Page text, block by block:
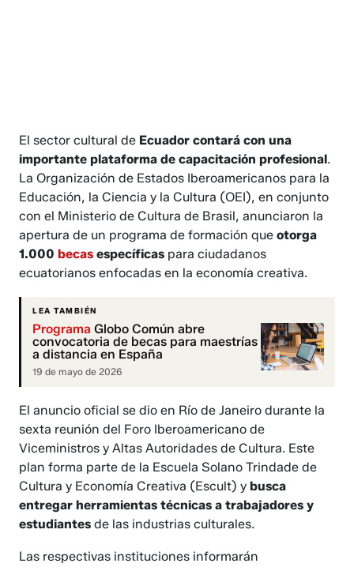
El sector cultural de Ecuador contará con una
importante plataforma de capacitación profesional.
La Organización de Estados Iberoamericanos para la
Educación, la Ciencia y la Cultura (OEI), en conjunto
con el Ministerio de Cultura de Brasil, anunciaron la
apertura de un programa de formación queotorga
1.000 becas específicas para ciudadanos
ecuatorianos enfocadas en la economía creativa.
LEA TAMBIÉN
Programa Globo Común abre
convocatoria de becas para maestrías
a distancia en España
19 de mayo de 2026
El anuncio oficial se dio en Río de Janeiro durante la
sexta reunión del Foro Iberoamericano de
Viceministros y Altas Autoridades de Cultura. Este
plan forma parte de la Escuela Solano Trindade de
Cultura y Economía Creativa (Escult) y busca
entregar herramientas técnicas a trabajadores y
estudiantes de las industrias culturales.
Las respectivas instituciones informarán